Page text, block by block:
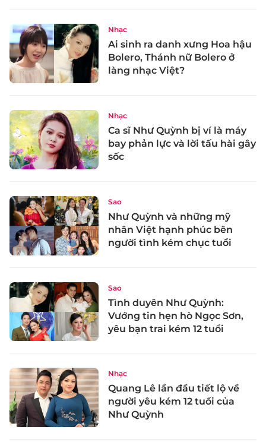
Nhạc
Ai sinh ra danh xưng Hoa hậu
Bolero, Thánh nữ Bolero ở
làng nhạc Việt?
Nhạc
Ca sĩ Như Quỳnh bị ví là máy
bay phản lực và lời tấu hài gây
sốc
Sao
Như Quỳnh và những mỹ
nhân Việt hạnh phúc bên
người tình kém chục tuổi
Sao
Tình duyên Như Quỳnh:
Vướng tin hẹn hò Ngọc Sơn,
yêu bạn trai kém 12 tuổi
Nhạc
Quang Lê lần đầu tiết lộ về
người yêu kém 12 tuổi của
Như Quỳnh